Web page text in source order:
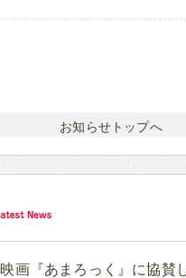
お知らせトップへ
映画『あまろっく』に協賛